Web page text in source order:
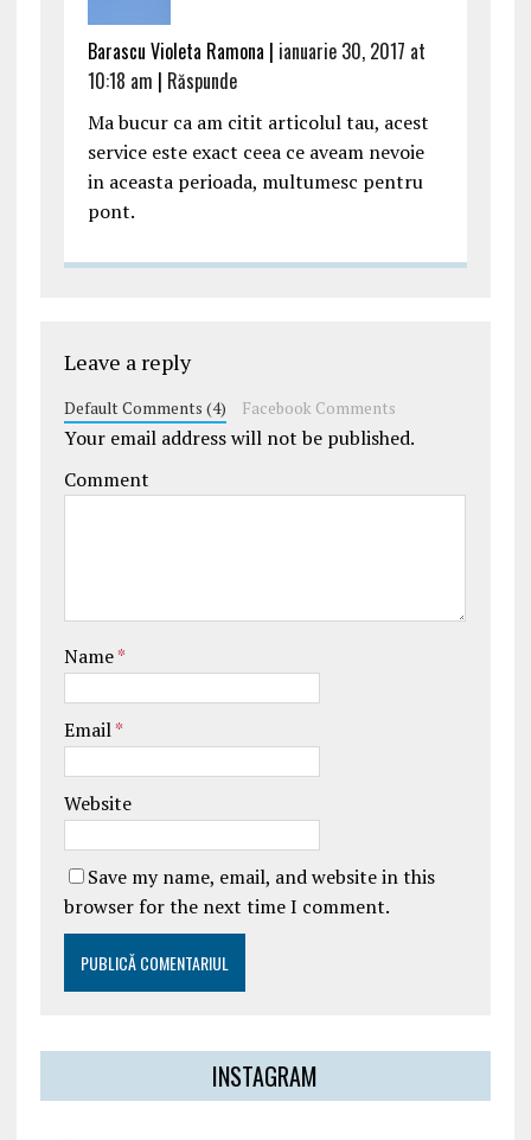
Barascu Violeta Ramona | ianuarie 30, 2017 at
10:18 am | Răspunde
Ma bucur ca am citit articolul tau, acest
service este exact ceea ce aveam nevoie
in aceasta perioada, multumesc pentru
pont.
Leave a reply
Default Comments (4) Facebook Comments
Your email address will not be published.
Comment
Name*
Email*
Website
Save my name, email, and website in this
browser for the next time I comment.
INSTAGRAM